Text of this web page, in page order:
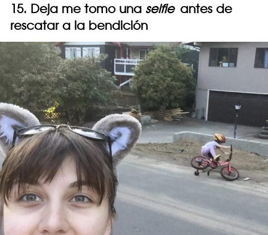
15. Deja me tomo una selfie antes de
rescatar a la bendición